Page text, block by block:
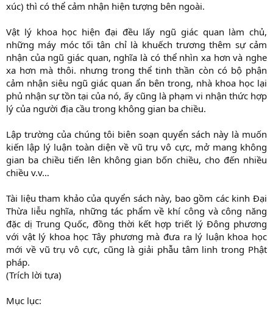
xúc) thì có thể cảm nhận hiện tượng bên ngoài.
Vật lý khoa học hiện đại đều lấy ngũ giác quan làm chủ,
những máy móc tối tân chỉ là khuếch trương thêm sự cảm
nhận của ngũ giác quan, nghĩa là có thể nhìn xa hơn và nghe
xa hơn mà thôi. nhưng trong thể tinh thần còn có bộ phận
cảm nhận siêu ngũ giác quan ẩn bên trong, nhà khoa học lại
phủ nhận sự tồn tại của nó, ấy cũng là phạm vi nhận thức hợp
lý của người địa cầu trong không gian ba chiều.
Lập trường của chúng tôi biên soạn quyển sách này là muốn
kiến lập lý luận toàn diện về vũ trụ vô cực, mở mang không
gian ba chiều tiến lên không gian bốn chiều, cho đến nhiều
chiều v.v…
Tài liệu tham khảo của quyển sách này, bao gồm các kinh Đại
Thừa liễu nghĩa, những tác phẩm về khí công và công năng
đặc dị Trung Quốc, đồng thời kết hợp triết lý Đông phương
với vật lý khoa học Tây phương mà đưa ra lý luận khoa học
mới về vũ trụ vô cực, cũng là giải phẫu tâm linh trong Phật
pháp.
(Trích lời tựa)
Mục lục: